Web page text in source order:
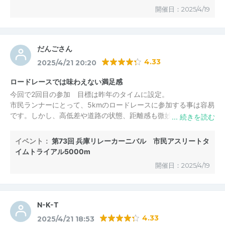
開催日：2025/4/19
だんごさん
2025/4/21 20:20 4.33
ロードレースでは味わえない満足感
今回で2回目の参加 目標は昨年のタイムに設定。
市民ランナーにとって、5kmのロードレースに参加する事は容易
です。しかし、高低差や道路の状態、距離感も微妙に影響して5
市民アスリートチャレンジは、公認のトラック&スタンドの声援
の中の走れる事が後押しになって、昨年のタイムを10秒更新出来
た63歳のシニアランナーです。
イベント： 第73回 兵庫リレーカーニバル 市民アスリートタ
イムトライアル5000m
開催日：2025/4/19
N-K-T
2025/4/21 18:53 4.33